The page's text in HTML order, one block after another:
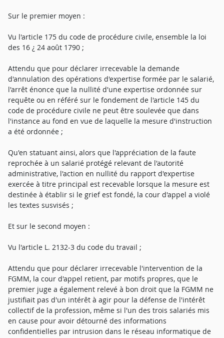
Sur le premier moyen :
Vu l'article 175 du code de procédure civile, ensemble la loi
des 16 ¿ 24 août 1790 ;
Attendu que pour déclarer irrecevable la demande
d'annulation des opérations d'expertise formée par le salarié,
l'arrêt énonce que la nullité d'une expertise ordonnée sur
requête ou en référé sur le fondement de l'article 145 du
code de procédure civile ne peut être soulevée que dans
l'instance au fond en vue de laquelle la mesure d'instruction
a été ordonnée ;
Qu'en statuant ainsi, alors que l'appréciation de la faute
reprochée à un salarié protégé relevant de l'autorité
administrative, l'action en nullité du rapport d'expertise
exercée à titre principal est recevable lorsque la mesure est
destinée à établir si le grief est fondé, la cour d'appel a violé
les textes susvisés ;
Et sur le second moyen :
Vu l'article L. 2132-3 du code du travail ;
Attendu que pour déclarer irrecevable l'intervention de la
FGMM, la cour d'appel retient, par motifs propres, que le
premier juge a également relevé à bon droit que la FGMM ne
justifiait pas d'un intérêt à agir pour la défense de l'intérêt
collectif de la profession, même si l'un des trois salariés mis
en cause pour avoir détourné des informations
confidentielles par intrusion dans le réseau informatique de